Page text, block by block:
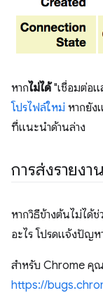
หากไม่ได้"เชื่อมต่อแ
โปรไฟล์ใหม่ หากยัง
ที่แนะนำด้านล่าง
การส่งรายง
หากวิธีข้างต้นไม่ได้
อะไร โปรดแจ้งปัญ
สำหรับ Chrome คุ
https://